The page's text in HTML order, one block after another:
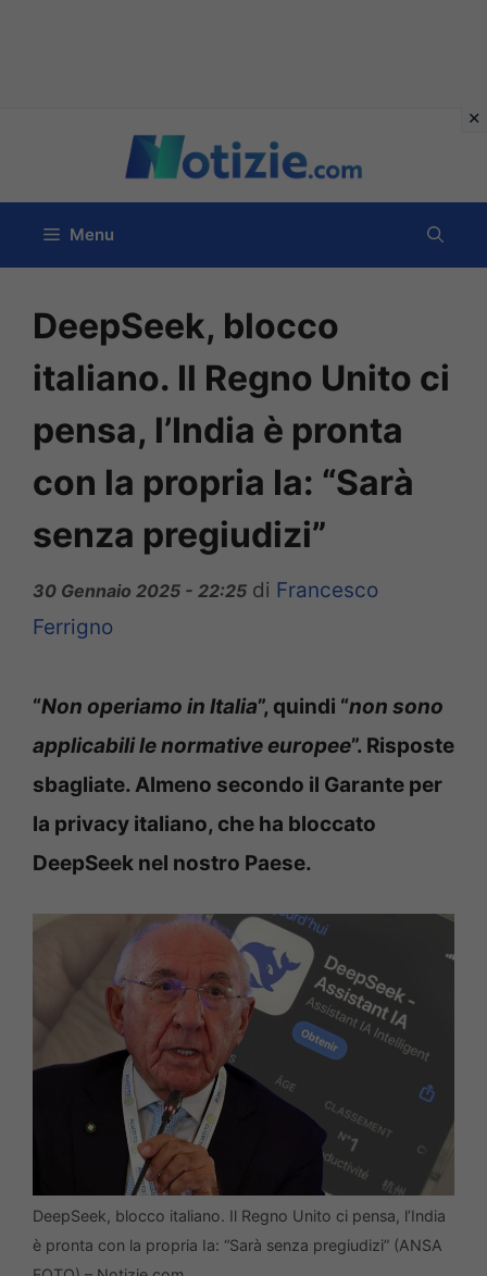
contenuto
Menu
DeepSeek, blocco
italiano. Il Regno Unito ci
pensa, l’India è pronta
con la propria Ia: “Sarà
senza pregiudizi”
30 Gennaio 2025 - 22:25 di Francesco
Ferrigno
“Non operiamo in Italia”, quindi “non sono
applicabili le normative europee”. Risposte
sbagliate. Almeno secondo il Garante per
la privacy italiano, che ha bloccato
DeepSeek nel nostro Paese.
DeepSeek, blocco italiano. Il Regno Unito ci pensa, l’India
è pronta con la propria Ia: “Sarà senza pregiudizi” (ANSA